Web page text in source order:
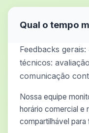
Qual o tempo
Feedbacks
técnicos:
comunicação
Nossa equipe
horário comercial e
compartilhável para